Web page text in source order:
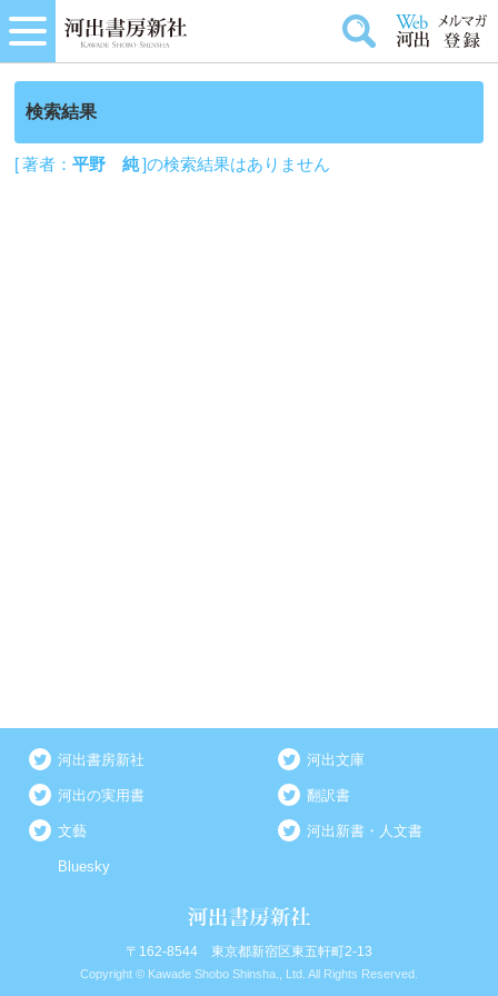
検索結果
[ 著者：平野 純]の検索結果はありません
河出書房新社 河出文庫
河出の実用書 翻訳書
文藝 河出新書・人文書
Bluesky
〒162-8544 東京都新宿区東五軒町2-13
Copyright © Kawade Shobo Shinsha., Ltd. All Rights Reserved.